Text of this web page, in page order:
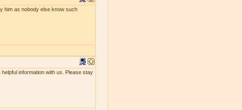
him as nobody else know such
information with us. Please stay